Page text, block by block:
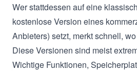
Wer stattdessen auf eine
kostenlose Version eines
Anbieters) setzt, merkt schnell,
Diese Versionen sind meist
Wichtige Funktionen,